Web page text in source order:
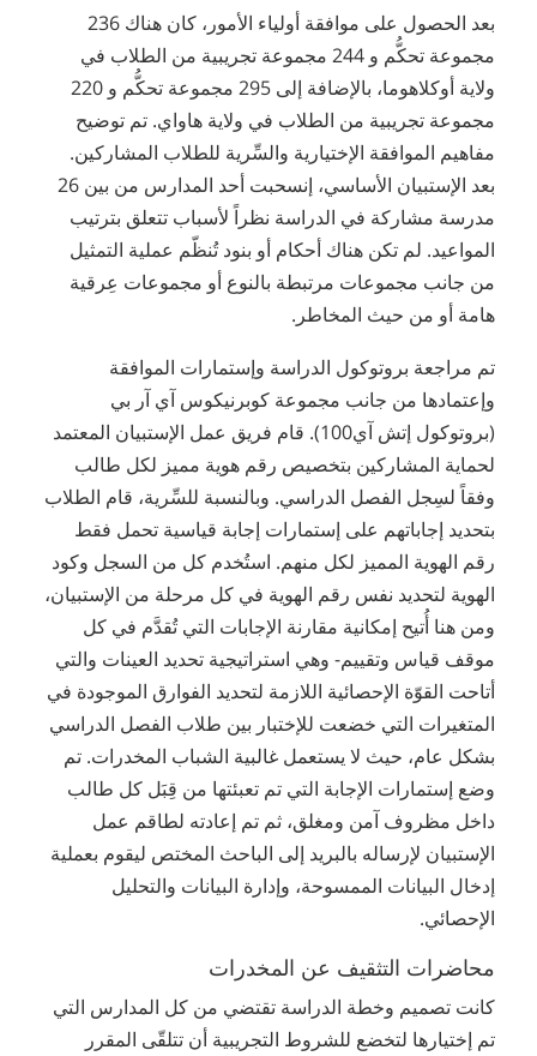
بعد الحصول على موافقة أولياء الأمور، كان هناك 236
مجموعة تحكُّم و 244 مجموعة تجريبية من الطلاب في
ولاية أوكلاهوما، بالإضافة إلى 295 مجموعة تحكُّم و 220
مجموعة تجريبية من الطلاب في ولاية هاواي. تم توضيح
مفاهيم الموافقة الإختيارية والسِّرية للطلاب المشاركين.
بعد الإستبيان الأساسي، إنسحبت أحد المدارس من بين 26
مدرسة مشاركة في الدراسة نظراً لأسباب تتعلق بترتيب
المواعيد. لم تكن هناك أحكام أو بنود تُنظّم عملية التمثيل
من جانب مجموعات مرتبطة بالنوع أو مجموعات عِرقية
هامة أو من حيث المخاطر.
تم مراجعة بروتوكول الدراسة وإستمارات الموافقة
وإعتمادها من جانب مجموعة كوبرنيكوس آي آر بي
(بروتوكول إتش آي100). قام فريق عمل الإستبيان المعتمد
لحماية المشاركين بتخصيص رقم هوية مميز لكل طالب
وفقاً لسِجل الفصل الدراسي. وبالنسبة للسِّرية، قام الطلاب
بتحديد إجاباتهم على إستمارات إجابة قياسية تحمل فقط
رقم الهوية المميز لكل منهم. استُخدم كل من السجل وكود
الهوية لتحديد نفس رقم الهوية في كل مرحلة من الإستبيان،
ومن هنا أُتيح إمكانية مقارنة الإجابات التي تُقدَّم في كل
موقف قياس وتقييم- وهي استراتيجية تحديد العينات والتي
أتاحت القوّة الإحصائية اللازمة لتحديد الفوارق الموجودة في
المتغيرات التي خضعت للإختبار بين طلاب الفصل الدراسي
بشكل عام، حيث لا يستعمل غالبية الشباب المخدرات. تم
وضع إستمارات الإجابة التي تم تعبئتها من قِبَل كل طالب
داخل مظروف آمن ومغلق، ثم تم إعادته لطاقم عمل
الإستبيان لإرساله بالبريد إلى الباحث المختص ليقوم بعملية
إدخال البيانات الممسوحة، وإدارة البيانات والتحليل
الإحصائي.
محاضرات التثقيف عن المخدرات
كانت تصميم وخطة الدراسة تقتضي من كل المدارس التي
تم إختيارها لتخضع للشروط التجريبية أن تتلقّى المقرر